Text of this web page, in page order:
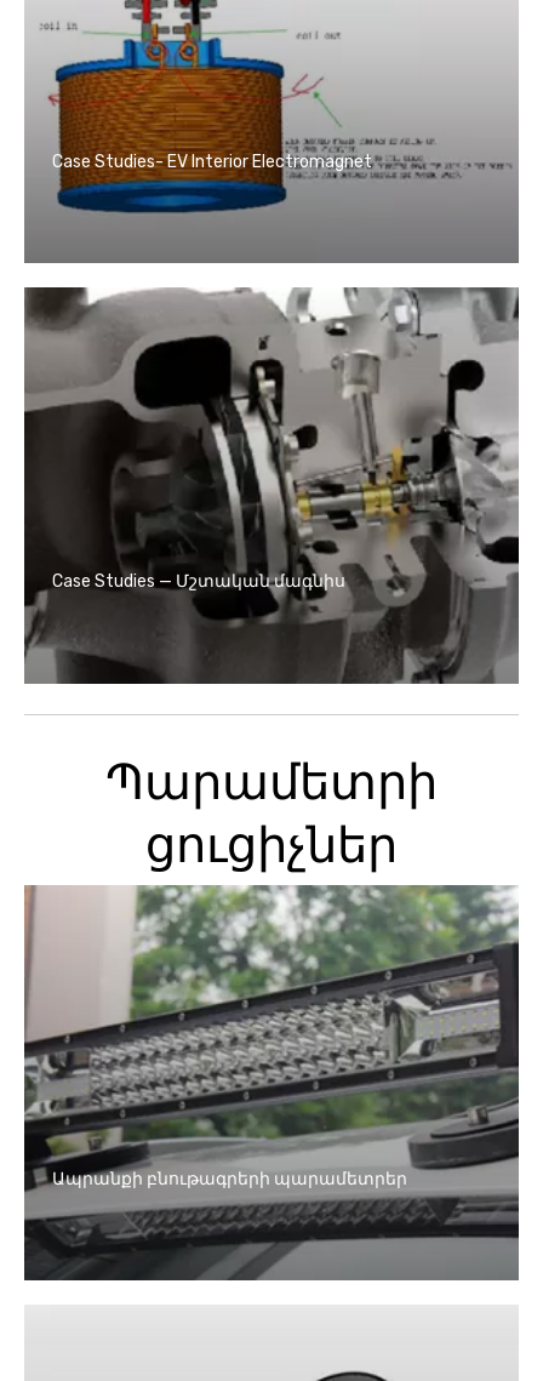
Case Studies- EV Interior Electromagnet
Case Studies — Մշտական ​​մագնիս
Պարամետրի
ցուցիչներ
Ապրանքի բնութագրերի պարամետրեր